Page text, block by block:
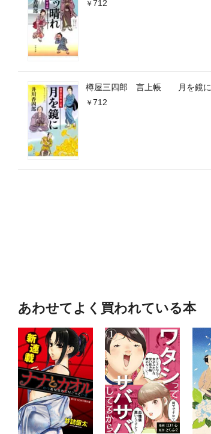
712
樽屋三四郎 言上帳 月を鏡に
712
あわせてよく買われている本